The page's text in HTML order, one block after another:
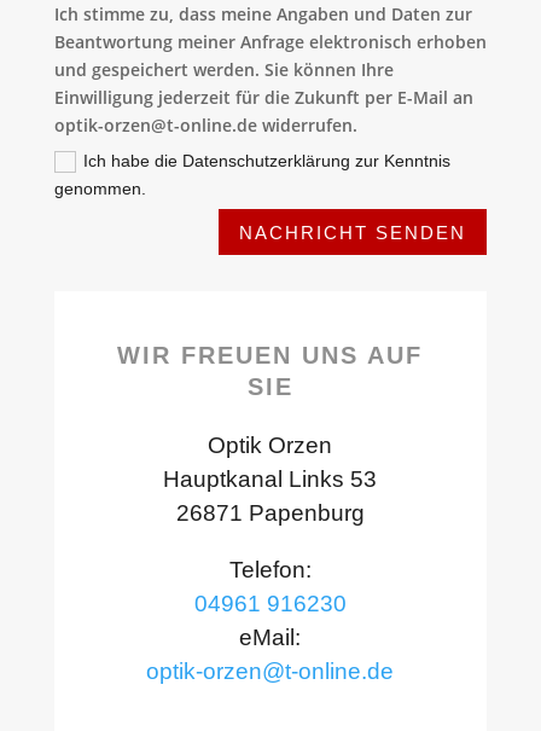
Ich stimme zu, dass meine Angaben und Daten zur
Beantwortung meiner Anfrage elektronisch erhoben
und gespeichert werden. Sie können Ihre
Einwilligung jederzeit für die Zukunft per E-Mail an
optik-orzen@t-online.de widerrufen.
Ich habe die Datenschutzerklärung zur Kenntnis
genommen.
NACHRICHT SENDEN
WIR FREUEN UNS AUF
SIE
Optik Orzen
Hauptkanal Links 53
26871 Papenburg
Telefon:
04961 916230
eMail:
optik-orzen@t-online.de